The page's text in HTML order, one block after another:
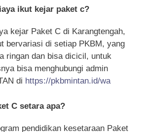
ikut kejar paket c?
kejar Paket C di Karangtengah,
bervariasi di setiap PKBM, yang
ringan dan bisa dicicil, untuk
bisa menghubungi admin
di https://pkbmintan.id/wa
C setara apa?
pendidikan kesetaraan Paket